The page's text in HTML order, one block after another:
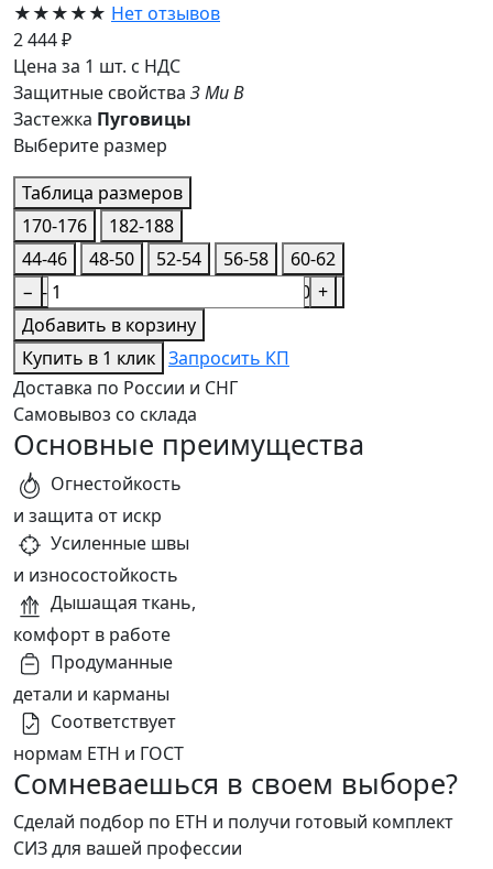
★★★★★ Нет отзывов
2 444 ₽
Цена за 1 шт. с НДС
Защитные свойства ЗМиВ
Застежка Пуговицы
Выберите размер
Таблица размеров
170-176
182-188
44-46
48-50 52-54 56-58
60-62
44-46
60-62
−
+
Добавить в корзину
Купить в 1 клик Запросить КП
Доставка по России и СНГ
Самовывоз со склада
Основные преимущества
Огнестойкость
и защита от искр
Усиленные швы
и износостойкость
Дышащая ткань,
комфорт в работе
Продуманные
детали и карманы
Соответствует
нормам ЕТН и ГОСТ
Сомневаешься в своем выборе?
Сделай подбор по ЕТН и получи готовый комплект
СИЗ для вашей профессии